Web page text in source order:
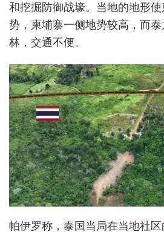
和挖掘防御战壕。当地的地形
势，柬埔寨一侧地势较高，而
林，交通不便。
帕伊罗称，泰国当局在当地社